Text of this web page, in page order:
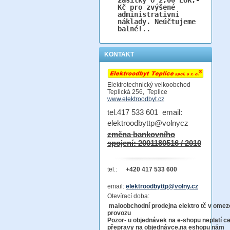
Kč pro zvýšené
administrativní
náklady. Neúčtujeme
balné!..
KONTAKT
Elektrotechnický velkoobchod
Teplická 256, Teplice
www.elektroodbyt.cz
tel.417 533 601 email:
elektroodbyttp@volnycz
změna bankovního
spojení: 2001180516 / 2010
tel.: +420 417 533 600
email: elektroodbyttp@volny.cz
Otevírací doba:
maloobchodní prodejna elektro tč v
Pozor- u objednávek na e-shopu neplatí
přepravy na objednávce,na eshopu nám